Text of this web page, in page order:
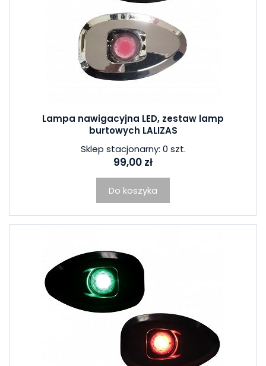
Lampa nawigacyjna LED, zestaw lamp
burtowych LALIZAS
Sklep stacjonarny: 0 szt.
99,00 zł
Do koszyka